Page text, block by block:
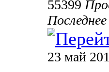
55399
23 май